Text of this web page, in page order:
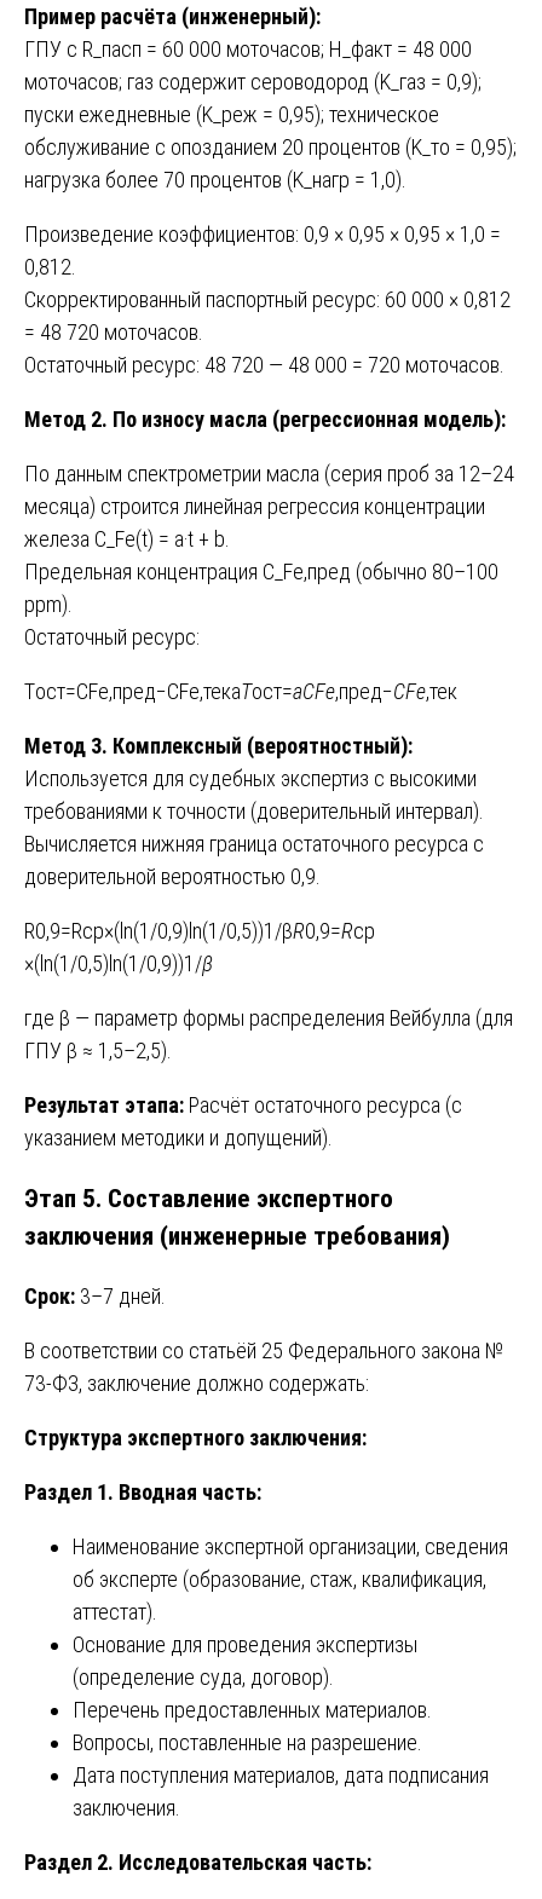
Пример расчёта (инженерный):
ГПУ с R_пасп = 60 000 моточасов; H_факт = 48 000
моточасов; газ содержит сероводород (K_газ = 0,9);
пуски ежедневные (K_реж = 0,95); техническое
обслуживание с опозданием 20 процентов (K_то = 0,95);
нагрузка более 70 процентов (K_нагр = 1,0).
Произведение коэффициентов: 0,9 × 0,95 × 0,95 × 1,0 =
0,812.
Скорректированный паспортный ресурс: 60 000 × 0,812
= 48 720 моточасов.
Остаточный ресурс: 48 720 — 48 000 = 720 моточасов.
Метод 2. По износу масла (регрессионная модель):
По данным спектрометрии масла (серия проб за 12–24
месяца) строится линейная регрессия концентрации
железа C_Fe(t) = a·t + b.
Предельная концентрация C_Fe,пред (обычно 80–100
ppm).
Остаточный ресурс:
Tост=CFe,пред−CFe,текaTост​=aCFe,пред​−CFe,тек​​
Метод 3. Комплексный (вероятностный):
Используется для судебных экспертиз с высокими
требованиями к точности (доверительный интервал).
Вычисляется нижняя граница остаточного ресурса с
доверительной вероятностью 0,9.
R0,9=Rср×(ln⁡(1/0,9)ln⁡(1/0,5))1/βR0,9​=Rср​
×(ln(1/0,5)ln(1/0,9)​)1/β
где β — параметр формы распределения Вейбулла (для
ГПУ β ≈ 1,5–2,5).
Результат этапа: Расчёт остаточного ресурса (с
указанием методики и допущений).
Этап 5. Составление экспертного
заключения (инженерные требования)
Срок: 3–7 дней.
В соответствии со статьёй 25 Федерального закона №
73-ФЗ, заключение должно содержать:
Структура экспертного заключения:
Раздел 1. Вводная часть:
Наименование экспертной организации, сведения
об эксперте (образование, стаж, квалификация,
аттестат).
Основание для проведения экспертизы
(определение суда, договор).
Перечень предоставленных материалов.
Вопросы, поставленные на разрешение.
Дата поступления материалов, дата подписания
заключения.
Раздел 2. Исследовательская часть: